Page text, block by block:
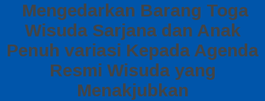
Mengedarkan Barang Toga
Wisuda Sarjana dan Anak
Penuh variasi Kepada Agenda
Resmi Wisuda yang
Menakjubkan